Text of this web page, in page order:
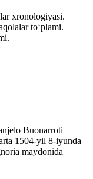
xronologiyasi.
to‘plami.
Buonarroti
1504-yil 8-iyunda
maydonida